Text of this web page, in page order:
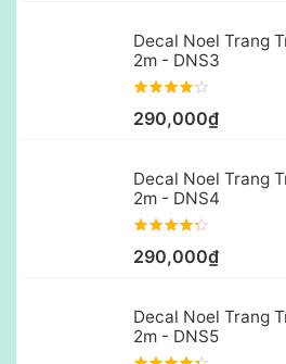
Decal Noel Trang
2m - DNS3
290,000₫
Decal Noel Trang
2m - DNS4
290,000₫
Decal Noel Trang
2m - DNS5